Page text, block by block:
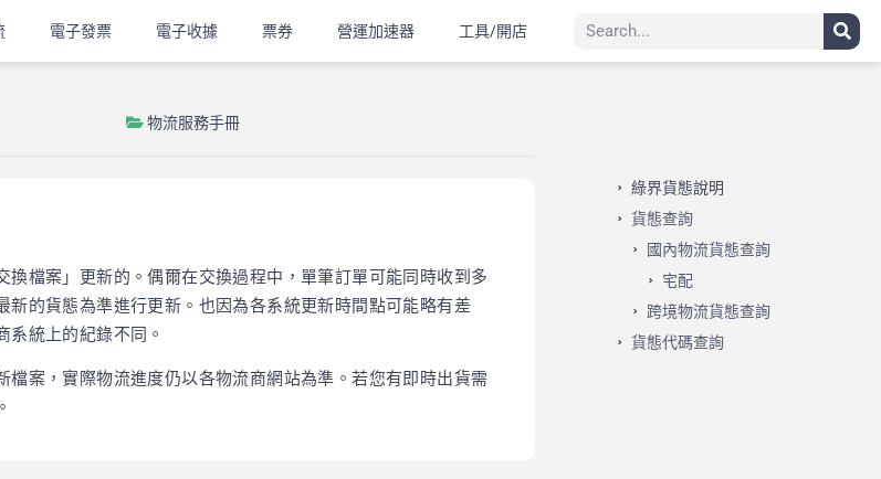
電子發票 電子收據 票券 營運加速器 工具/開店
物流服務手冊
換檔案」更新的。偶爾在交換過程中，單筆訂單可能同時收到多
新的貨態為準進行更新。也因為各系統更新時間點可能略有差
系統上的紀錄不同。
檔案，實際物流進度仍以各物流商網站為準。若您有即時出貨需
綠界貨態說明
貨態查詢
國內物流貨態查詢
宅配
跨境物流貨態查詢
貨態代碼查詢